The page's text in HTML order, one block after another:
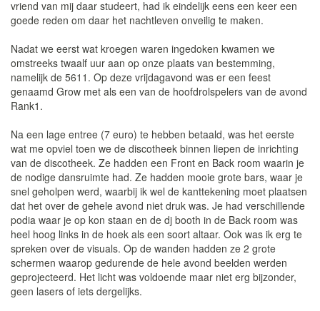
vriend van mij daar studeert, had ik eindelijk eens een keer een
goede reden om daar het nachtleven onveilig te maken.
Nadat we eerst wat kroegen waren ingedoken kwamen we
omstreeks twaalf uur aan op onze plaats van bestemming,
namelijk de 5611. Op deze vrijdagavond was er een feest
genaamd Grow met als een van de hoofdrolspelers van de avond
Rank1.
Na een lage entree (7 euro) te hebben betaald, was het eerste
wat me opviel toen we de discotheek binnen liepen de inrichting
van de discotheek. Ze hadden een Front en Back room waarin je
de nodige dansruimte had. Ze hadden mooie grote bars, waar je
snel geholpen werd, waarbij ik wel de kanttekening moet plaatsen
dat het over de gehele avond niet druk was. Je had verschillende
podia waar je op kon staan en de dj booth in de Back room was
heel hoog links in de hoek als een soort altaar. Ook was ik erg te
spreken over de visuals. Op de wanden hadden ze 2 grote
schermen waarop gedurende de hele avond beelden werden
geprojecteerd. Het licht was voldoende maar niet erg bijzonder,
geen lasers of iets dergelijks.